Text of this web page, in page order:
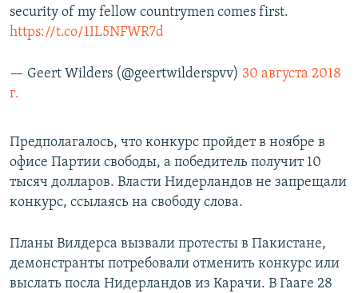
security of my fellow countrymen comes first.
https://t.co/1IL5NFWR7d
— Geert Wilders (@geertwilderspvv) 30 августа 2018
г.
Предполагалось, что конкурс пройдет в ноябре в
офисе Партии свободы, а победитель получит 10
тысяч долларов. Власти Нидерландов не запрещали
конкурс, ссылаясь на свободу слова.
Планы Вилдерса вызвали протесты в Пакистане,
демонстранты потребовали отменить конкурс или
выслать посла Нидерландов из Карачи. В Гааге 28